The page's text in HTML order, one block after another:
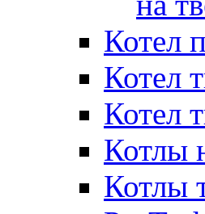
Котел
Котел
Котел
Котлы
Котлы